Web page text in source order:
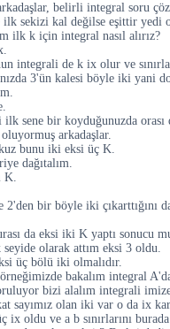
belirli integral soru
sekizi kal değilse eşittir yedi
ilk k için integral nasıl alırız?
integrali de k ix olur ve
3'ün kalesi böyle iki yani
sene bir koyduğunuzda orası
arkadaşlar.
bunu iki eksi üç K.
dağıtalım.
K.
2'den bir böyle iki çıkarttığını
da eksi iki K yaptı sonucu
olarak attım eksi 3 oldu.
üç bölü iki olmalıdır.
bakalım integral
bizi alalım integrali
sayımız olan iki var o da ix
ix oldu ve a b sınırlarını